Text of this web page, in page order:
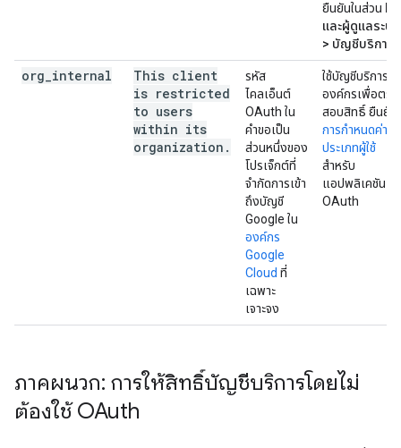
ยืนยันในส่วน
และผู้ดูแลระบบ
> บัญชีบริการ
org internal
This client
is restricted
to users
within its
organization .
รหัส
ไคลเอ็นต์
OAuth ใน
คำขอเป็น
ส่วนหนึ่งของ
โปรเจ็กต์ที่
จำกัดการเข้า
ถึงบัญชี
Google ใน
องค์กร
Google
Cloud ที่
เฉพาะ
เจาะจง
ใช้บัญชีบริการจ
องค์กรเพื่อตรว
สอบสิทธิ์ ยืนยัน
การกำหนดค่า
ประเภทผู้ใช้
สำหรับ
แอปพลิเคชัน
OAuth
ภาคผนวก: การให้สิทธิ์บัญชีบริการโดยไม่
ต้องใช้ OAuth